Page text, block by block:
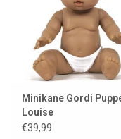
Minikane Gordi
Louise
€39,99